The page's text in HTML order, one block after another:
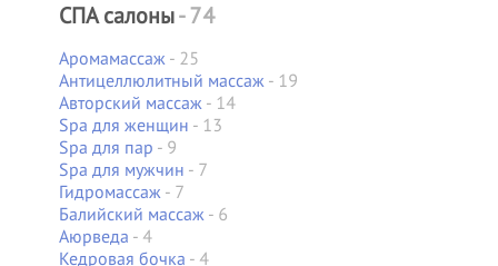
СПА салоны- 74
Аромамассаж- 25
Антицеллюлитный массаж- 19
Авторский массаж- 14
Spa для женщин - 13
Spa для пар - 9
Spa для мужчин - 7
Гидромассаж- 7
Балийский массаж- 6
Аюрведа - 4
Кедровая бочка - 4